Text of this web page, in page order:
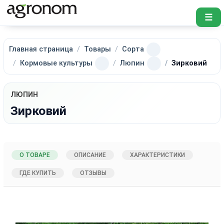
☰
Главная страница Товары
Сорта
Кормовые культуры
Люпин Зирковий
ЛЮПИН
Зирковий
О ТОВАРЕ ОПИСАНИЕ ХАРАКТЕРИСТИКИ
ГДЕ КУПИТЬ ОТЗЫВЫ